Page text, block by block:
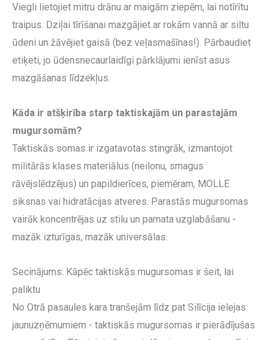
Viegli lietojiet mitru drānu ar maigām ziepēm, lai notīrītu
traipus. Dziļai tīrīšanai mazgājiet ar rokām vannā ar siltu
ūdeni un žāvējiet gaisā (bez veļasmašīnas!). Pārbaudiet
etiķeti, jo ūdensnecaurlaidīgi pārklājumi ienīst asus
mazgāšanas līdzekļus.
Kāda ir atšķirība starp taktiskajām un parastajām
mugursomām?
Taktiskās somas ir izgatavotas stingrāk, izmantojot
militārās klases materiālus (neilonu, smagus
rāvējslēdzējus) un papildierīces, piemēram, MOLLE
siksnas vai hidratācijas atveres. Parastās mugursomas
vairāk koncentrējas uz stilu un pamata uzglabāšanu -
mazāk izturīgas, mazāk universālas.
Secinājums: Kāpēc taktiskās mugursomas ir šeit, lai
paliktu
No Otrā pasaules kara tranšejām līdz pat Silīcija ielejas
jaunuzņēmumiem - taktiskās mugursomas ir pierādījušas